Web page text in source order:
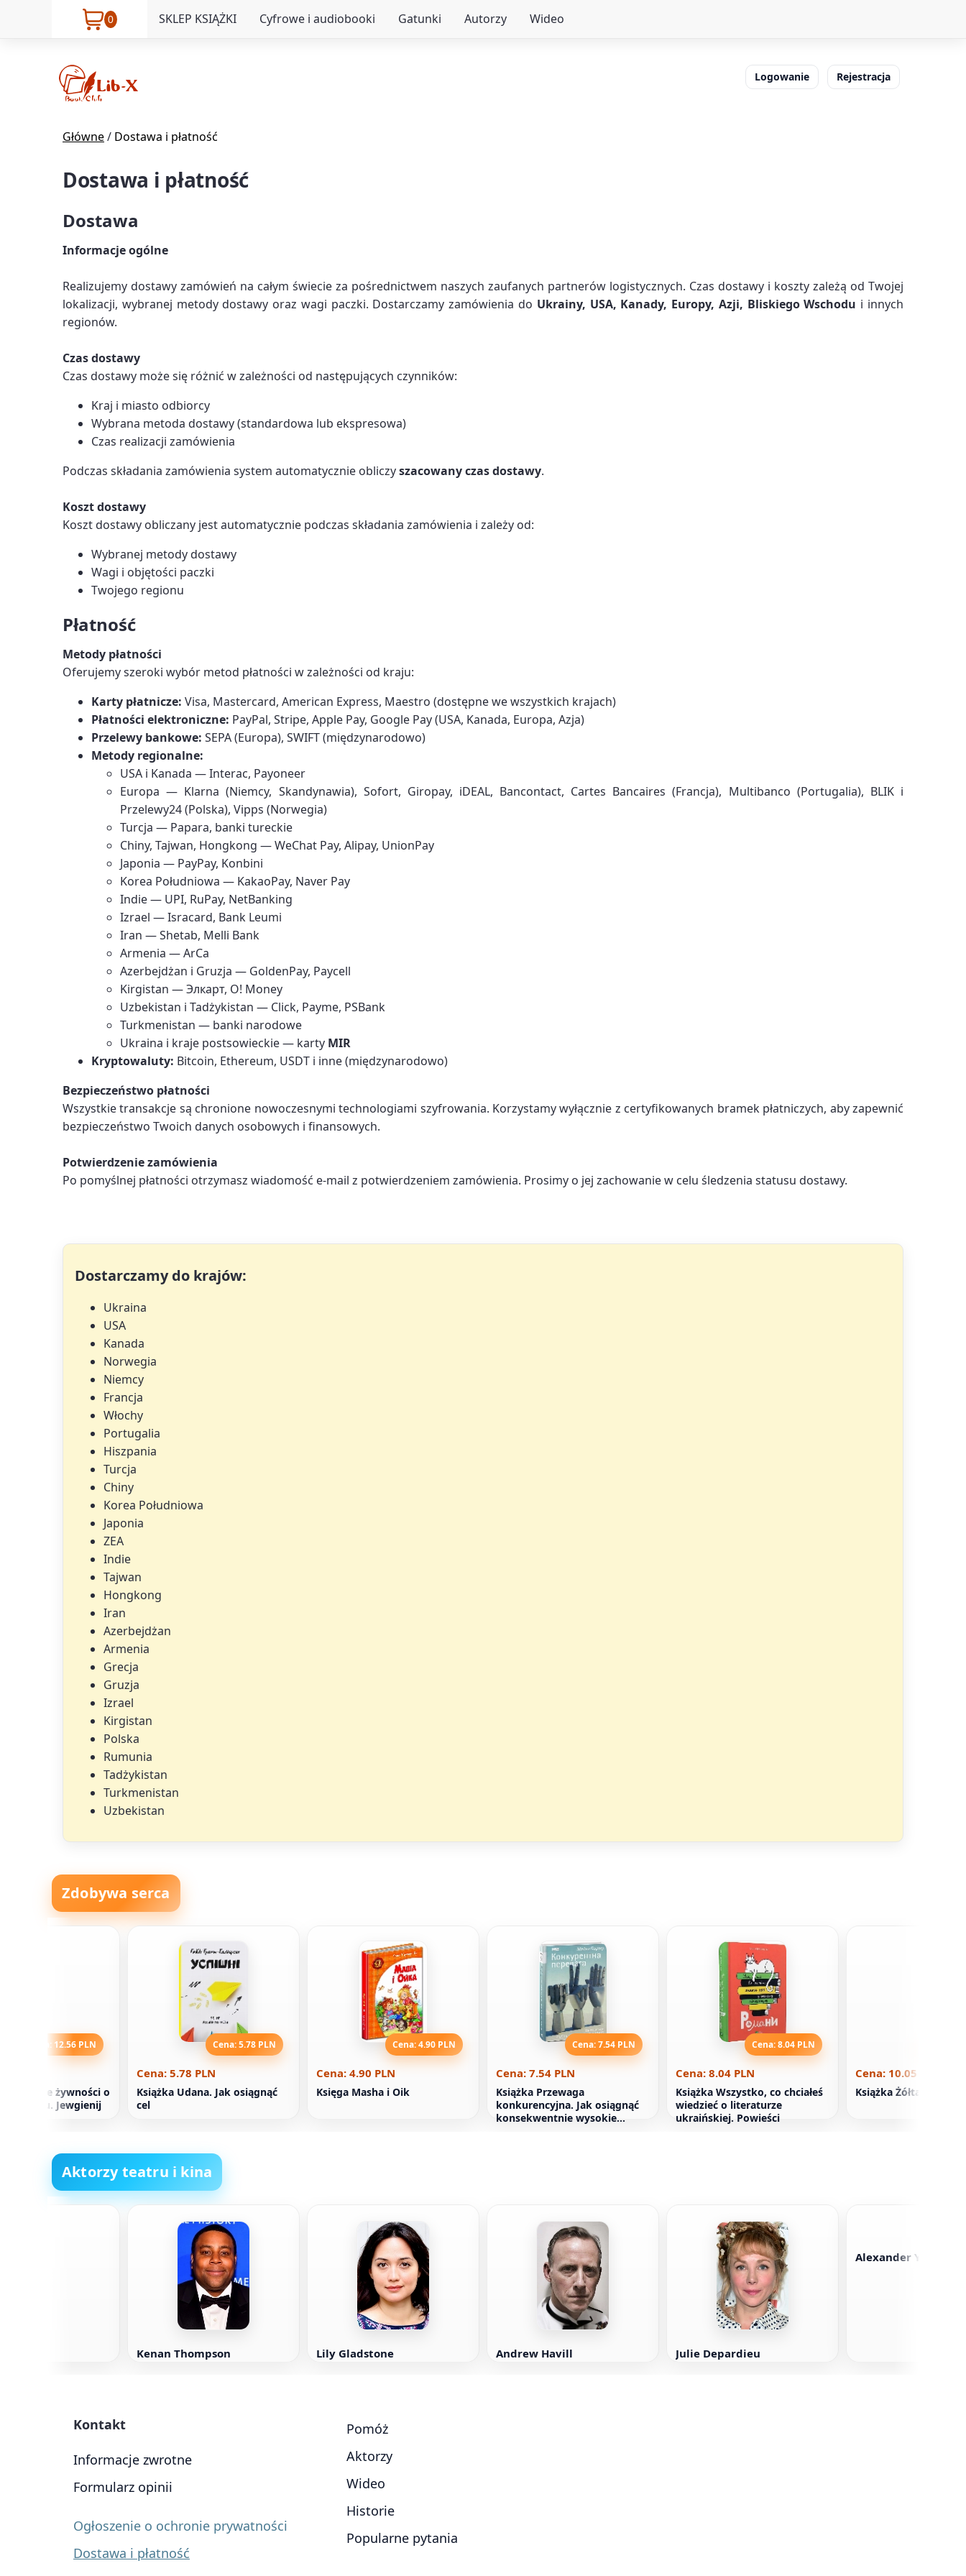
0 SKLEP KSIĄŻKI Cyfrowe i audiobooki Gatunki Autorzy Wideo
Logowanie Rejestracja
Główne/ Dostawa i płatność
Dostawa i płatność
Dostawa
Informacje ogólne
Realizujemy dostawy zamówień na całym świecie za pośrednictwem naszych zaufanych partnerów logistycznych. Czas dostawy i koszty zależą od Twojej
lokalizacji, wybranej metody dostawy oraz wagi paczki. Dostarczamy zamówienia do Ukrainy, USA, Kanady, Europy, Azji, Bliskiego Wschodu i innych
regionów.
Czas dostawy
Czas dostawy może się różnić w zależności od następujących czynników:
Kraj i miasto odbiorcy
Wybrana metoda dostawy (standardowa lub ekspresowa)
Czas realizacji zamówienia
Podczas składania zamówienia system automatycznie obliczyszacowany czas dostawy.
Koszt dostawy
Koszt dostawy obliczany jest automatycznie podczas składania zamówienia i zależy od:
Wybranej metody dostawy
Wagi i objętości paczki
Twojego regionu
Płatność
Metody płatności
Oferujemy szeroki wybór metod płatności w zależności od kraju:
Karty płatnicze: Visa, Mastercard, American Express, Maestro (dostępne we wszystkich krajach)
Płatności elektroniczne: PayPal, Stripe, Apple Pay, Google Pay (USA, Kanada, Europa, Azja)
Przelewy bankowe: SEPA (Europa), SWIFT (międzynarodowo)
Metody regionalne:
USA i Kanada — Interac, Payoneer
Europa — Klarna (Niemcy, Skandynawia), Sofort, Giropay, iDEAL, Bancontact, Cartes Bancaires (Francja), Multibanco (Portugalia), BLIK i
Przelewy24 (Polska), Vipps (Norwegia)
Turcja — Papara, banki tureckie
Chiny, Tajwan, Hongkong — WeChat Pay, Alipay, UnionPay
Japonia — PayPay, Konbini
Korea Południowa — KakaoPay, Naver Pay
Indie — UPI, RuPay, NetBanking
Izrael — Isracard, Bank Leumi
Iran — Shetab, Melli Bank
Armenia — ArCa
Azerbejdżan i Gruzja — GoldenPay, Paycell
Kirgistan — Элкарт, O! Money
Uzbekistan i Tadżykistan — Click, Payme, РSBank
Turkmenistan — banki narodowe
Ukraina i kraje postsowieckie — karty MIR
Kryptowaluty: Bitcoin, Ethereum, USDT i inne (międzynarodowo)
Bezpieczeństwo płatności
Wszystkie transakcje są chronione nowoczesnymi technologiami szyfrowania. Korzystamy wyłącznie z certyfikowanych bramek płatniczych, aby zapewnić
bezpieczeństwo Twoich danych osobowych i finansowych.
Potwierdzenie zamówienia
Po pomyślnej płatności otrzymasz wiadomość e-mail z potwierdzeniem zamówienia. Prosimy o jej zachowanie w celu śledzenia statusu dostawy.
Dostarczamy do krajów:
Ukraina
USA
Kanada
Norwegia
Niemcy
Francja
Włochy
Portugalia
Hiszpania
Turcja
Chiny
Korea Południowa
Japonia
ZEA
Indie
Tajwan
Hongkong
Iran
Azerbejdżan
Armenia
Grecja
Gruzja
Izrael
Kirgistan
Polska
Rumunia
Tadżykistan
Turkmenistan
Uzbekistan
Zdobywa serca
Cena: 12.56 PLN
żywności o
smaku. Jewgienij
Cena: 5.78 PLN
Cena: 5.78 PLN
Książka Udana. Jak osiągnąć
cel
Cena: 4.90 PLN
Cena: 4.90 PLN
Księga Masha i Oik
Cena: 7.54 PLN
Cena: 7.54 PLN
Książka Przewaga
konkurencyjna. Jak osiągnąć
konsekwentnie wysokie
Cena: 8.04 PLN
Cena: 8.04 PLN
Książka Wszystko, co chciałeś
wiedzieć o literaturze
ukraińskiej. Powieści
Cena: 10.05 PLN
Książka Żółta mgła
Aktorzy teatru i kina
Kenan Thompson Lily Gladstone Andrew Havill Julie Depardieu
Alexander Yarema
Kontakt
Informacje zwrotne
Formularz opinii
Ogłoszenie o ochronie prywatności
Dostawa i płatność
Pomóż
Aktorzy
Wideo
Historie
Popularne pytania